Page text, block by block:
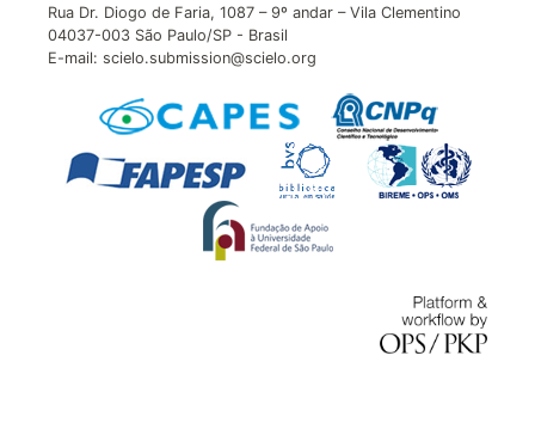
Rua Dr. Diogo de Faria, 1087 – 9º andar – Vila Clementino
04037-003 São Paulo/SP - Brasil
E-mail: scielo.submission@scielo.org